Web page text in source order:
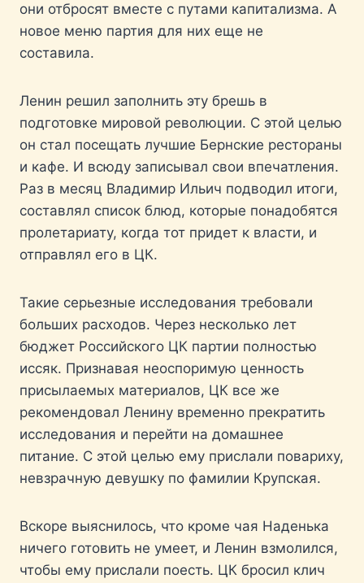
они отбросят вместе с путами капитализма. А
новое меню партия для них еще не
составила.
Ленин решил заполнить эту брешь в
подготовке мировой революции. С этой целью
он стал посещать лучшие Бернские рестораны
и кафе. И всюду записывал свои впечатления.
Раз в месяц Владимир Ильич подводил итоги,
составлял список блюд, которые понадобятся
пролетариату, когда тот придет к власти, и
отправлял его в ЦК.
Такие серьезные исследования требовали
больших расходов. Через несколько лет
бюджет Российского ЦК партии полностью
иссяк. Признавая неоспоримую ценность
присылаемых материалов, ЦК все же
рекомендовал Ленину временно прекратить
исследования и перейти на домашнее
питание. С этой целью ему прислали повариху,
невзрачную девушку по фамилии Крупская.
Вскоре выяснилось, что кроме чая Наденька
ничего готовить не умеет, и Ленин взмолился,
чтобы ему прислали поесть. ЦК бросил клич